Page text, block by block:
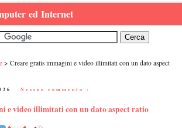
ed Internet
Creare gratis immagini e video illimitati con un dato aspect
Nessun commento :
e video illimitati con un dato aspect ratio